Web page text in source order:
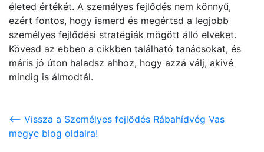
életed értékét. A személyes fejlődés nem könnyű,
ezért fontos, hogy ismerd és megértsd a legjobb
személyes fejlődési stratégiák mögött álló elveket.
Kövesd az ebben a cikkben található tanácsokat, és
máris jó úton haladsz ahhoz, hogy azzá válj, akivé
mindig is álmodtál.
<-- Vissza a Személyes fejlődés Rábahídvég Vas
megye blog oldalra!